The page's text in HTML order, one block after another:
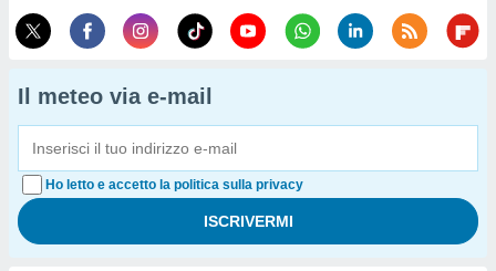
Il meteo via e-mail
Ho letto e accetto la politica sulla privacy